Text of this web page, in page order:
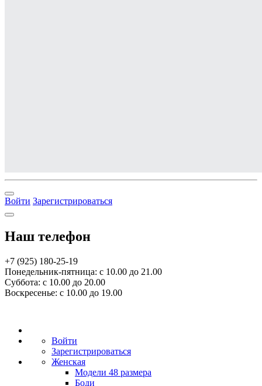
Войти Зарегистрироваться
Наш телефон
+7 (925) 180-25-19
Понедельник-пятница: с 10.00 до 21.00
Суббота: с 10.00 до 20.00
Воскресенье: с 10.00 до 19.00
Войти
Зарегистрироваться
Женская
Модели 48 размера
Боди